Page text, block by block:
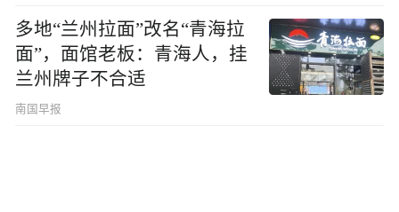
多地“兰州拉面”改名“青海拉
面”，面馆老板：青海人，挂
兰州牌子不合适
南国早报